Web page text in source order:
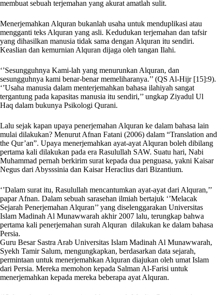
membuat sebuah terjemahan yang akurat amatlah sulit.
Menerjemahkan Alquran bukanlah usaha untuk menduplikasi atau
mengganti teks Alquran yang asli. Kedudukan terjemahan dan tafsir
yang dihasilkan manusia tidak sama dengan Alquran itu sendiri.
Keaslian dan kemurnian Alquran dijaga oleh tangan Ilahi.
‘’Sesungguhnya Kami-lah yang menurunkan Alquran, dan
sesungguhnya kami benar-benar memeliharanya.’’ (QS Al-Hijr [15]:9).
‘’Usaha manusia dalam menterjemahkan bahasa ilahiyah sangat
tergantung pada kapasitas manusia itu sendiri,’’ ungkap Ziyadul Ul
Haq dalam bukunya Psikologi Qurani.
Lalu sejak kapan upaya penerjemahan Alquran ke dalam bahasa lain
mulai dilakukan? Menurut Afnan Fatani (2006) dalam “Translation and
the Qur’an”. Upaya menerjemahkan ayat-ayat Alquran boleh dibilang
pertama kali dilakukan pada era Rasulullah SAW. Suatu hari, Nabi
Muhammad pernah berkirim surat kepada dua penguasa, yakni Kaisar
Negus dari Abysssinia dan Kaisar Heraclius dari Bizantium.
‘’Dalam surat itu, Rasulullah mencantumkan ayat-ayat dari Alquran,’’
papar Afnan. Dalam sebuah sarasehan ilmiah bertajuk ‘’Melacak
Sejarah Penerjemahan Alquran’’ yang diselenggarakan Universitas
Islam Madinah Al Munawwarah akhir 2007 lalu, terungkap bahwa
pertama kali penerjemahan surah Alquran dilakukan ke dalam bahasa
Persia.
Guru Besar Sastra Arab Universitas Islam Madinah Al Munawwarah,
Syekh Tamir Salum, mengungkapkan, berdasarkan data sejarah,
permintaan untuk menerjemahkan Alquran diajukan oleh umat Islam
dari Persia. Mereka memohon kepada Salman Al-Farisi untuk
menerjemahkan kepada mereka beberapa ayat Alquran.